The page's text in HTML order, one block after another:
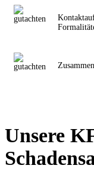
Unsere